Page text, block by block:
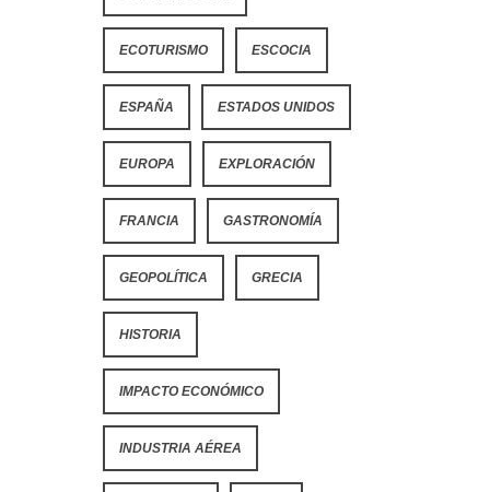
ECOTURISMO ESCOCIA
ESPAÑA ESTADOS UNIDOS
EUROPA EXPLORACIÓN
FRANCIA GASTRONOMÍA
GEOPOLÍTICA GRECIA
HISTORIA
IMPACTO ECONÓMICO
INDUSTRIA AÉREA